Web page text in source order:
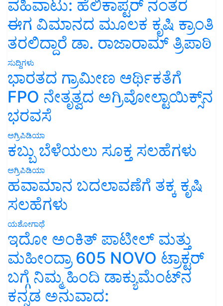
ವಹಿವಾಟು: ಹೆಲಿಕಾಪ್ಟರ್ ನಂತರ
ಈಗ ವಿಮಾನದ ಮೂಲಕ ಕೃಷಿ ಕ್ರಾಂತಿ
ತರಲಿದ್ದಾರೆ ಡಾ. ರಾಜಾರಾಮ್ ತ್ರಿಪಾಠಿ
ಸುದ್ದಿಗಳು
ಭಾರತದ ಗ್ರಾಮೀಣ ಆರ್ಥಿಕತೆಗೆ
FPO ನೇತೃತ್ವದ ಅಗ್ರಿವೋಲ್ಟಾಯಿಕ್ಸ್‌ನ
ಭರವಸೆ
ಅಗ್ರಿಪಿಡಿಯಾ
ಕಬ್ಬು ಬೆಳೆಯಲು ಸೂಕ್ತ ಸಲಹೆಗಳು
ಅಗ್ರಿಪಿಡಿಯಾ
ಹವಾಮಾನ ಬದಲಾವಣೆಗೆ ತಕ್ಕ ಕೃಷಿ
ಸಲಹೆಗಳು
ಯಶೋಗಾಥೆ
ಇದೋ ಅಂಕಿತ್ ಪಾಟೀಲ್ ಮತ್ತು
ಮಹೀಂದ್ರಾ 605 NOVO ಟ್ರಾಕ್ಟರ್
ಬಗ್ಗೆ ನಿಮ್ಮ ಹಿಂದಿ ಡಾಕ್ಯುಮೆಂಟ್‌ನ
ಕನ್ನಡ ಅನುವಾದ: